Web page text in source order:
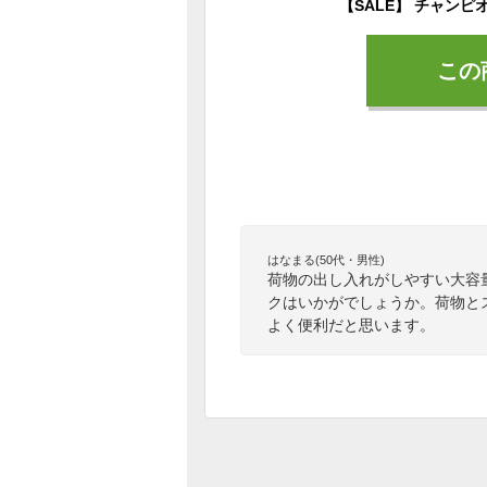
こ
はなまる(50代・男性)
荷物の出し入れがしやすい大
クはいかがでしょうか。荷物
よく便利だと思います。